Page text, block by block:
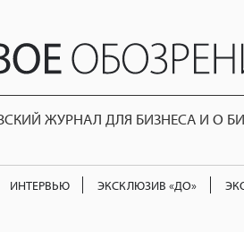
ЖУРНАЛ ДЛЯ БИЗНЕСА И О
ИНТЕРВЬЮ ЭКСКЛЮЗИВ «ДО»